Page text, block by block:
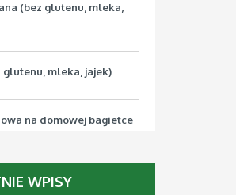
(bez glutenu, mleka,
glutenu, mleka, jajek)
na domowej bagietce
(bez mleka, jajek,
WPISY